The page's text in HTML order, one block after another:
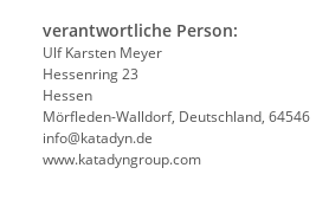
verantwortliche Person:
Ulf Karsten Meyer
Hessenring 23
Hessen
Mörfleden-Walldorf, Deutschland, 64546
info@katadyn.de
www.katadyngroup.com